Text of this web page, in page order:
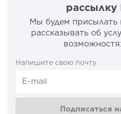
рассылку
Мы будем присылать
рассказывать об
Напишите свою почту
Подписаться